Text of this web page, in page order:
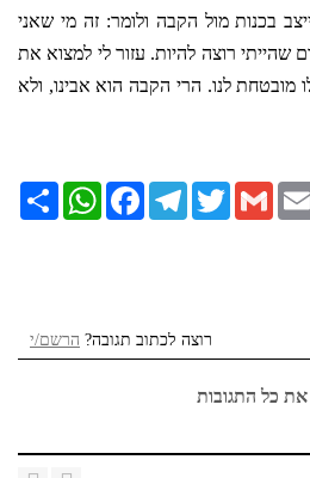
בכנות מול הקבה ולומר: זה מי שאני
שהייתי רוצה להיות. עזור לי למצוא את
מובטחת לנו. הרי הקבה הוא אבינו, ולא
שתף
WhatsAppFacebookTelegramTwitter Gmail
רוצה לכתוב תגובה? הרשם/י
את כל התגובות